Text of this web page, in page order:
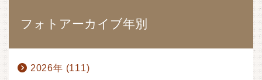
フォトアーカイブ年別
2026年 (111)